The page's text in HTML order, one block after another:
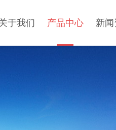
于我们 产品中心 新